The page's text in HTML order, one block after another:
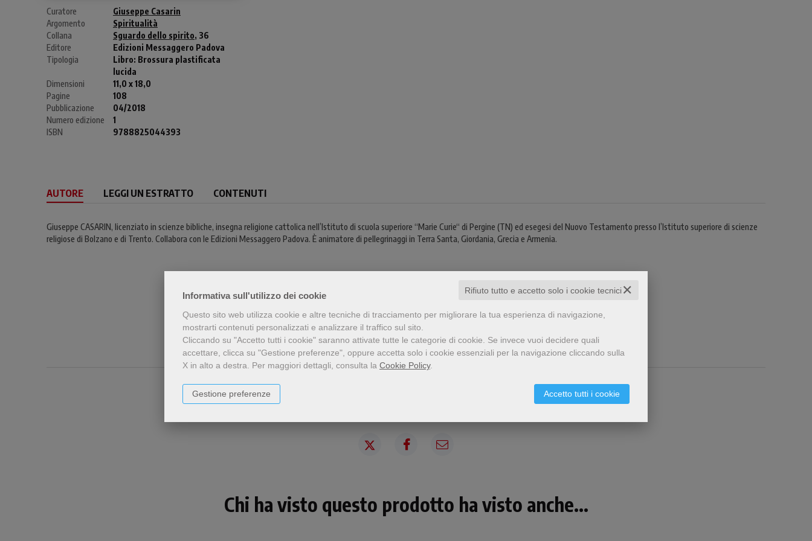
Informativa sull'utilizzo dei cookie ✕
Rifiuto tutto e accetto solo i cookie tecnici
Questo sito web utilizza cookie e altre tecniche di tracciamento per migliorare la tua esperienza di navigazione,
mostrarti contenuti personalizzati e analizzare il traffico sul sito.
Cliccando su "Accetto tutti i cookie" saranno attivate tutte le categorie di cookie. Se invece vuoi decidere quali
accettare, clicca su "Gestione preferenze", oppure accetta solo i cookie essenziali per la navigazione cliccando sulla
X in alto a destra. Per maggiori dettagli, consulta la Cookie Policy.
Accetto tutti i cookie
Gestione preferenze
Curatore
Giuseppe Casarin
Argomento
Spiritualità
Collana
Sguardo dello spirito, 36
Editore
Edizioni Messaggero Padova
Tipologia
Libro: Brossura plastificata
lucida
Dimensioni
11,0 x 18,0
Pagine
108
Pubblicazione
04/2018
Numero edizione
1
ISBN
9788825044393
AUTORE LEGGI UN ESTRATTO CONTENUTI
Giuseppe CASARIN, licenziato in scienze bibliche, insegna religione cattolica nell’Istituto di scuola superiore “Marie Curie“ di Pergine (TN) ed esegesi del Nuovo Testamento presso l’Istituto superiore di scienze
religiose di Bolzano e di Trento. Collabora con le Edizioni Messaggero Padova. È animatore di pellegrinaggi in Terra Santa, Giordania, Grecia e Armenia.
Chi ha visto questo prodotto ha visto anche...